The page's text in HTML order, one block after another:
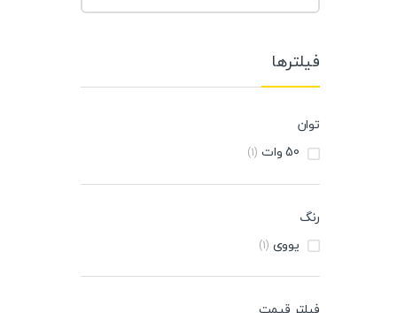
فیلترها
توان
50 وات
(1)
رنگ
یووی (1)